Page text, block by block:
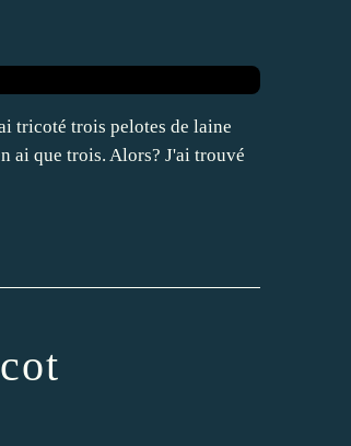
tricoté trois pelotes de laine
ai que trois. Alors? J'ai trouvé